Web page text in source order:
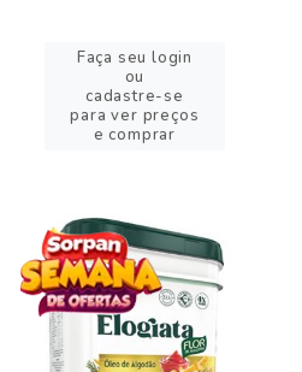
Faça seu login
ou
cadastre-se
para ver preços
e comprar